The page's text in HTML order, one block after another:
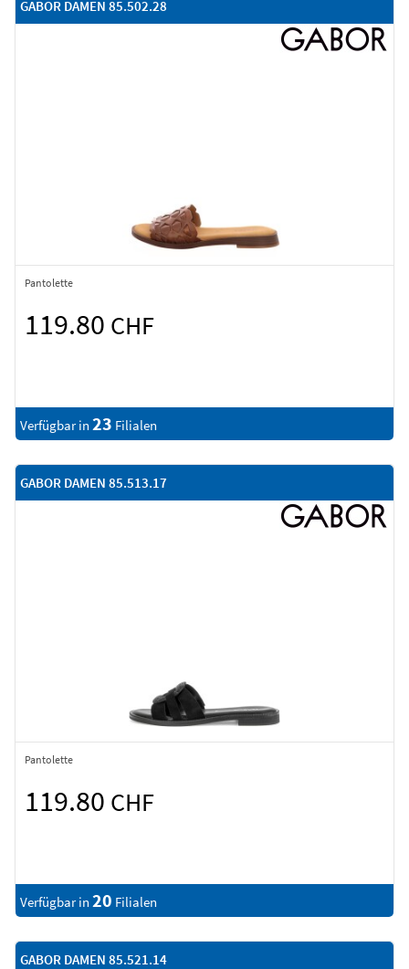
GABOR DAMEN 85.502.28
Pantolette
119.80 CHF
Verfügbar in 23 Filialen
GABOR DAMEN 85.513.17
Pantolette
119.80 CHF
Verfügbar in 20 Filialen
GABOR DAMEN 85.521.14